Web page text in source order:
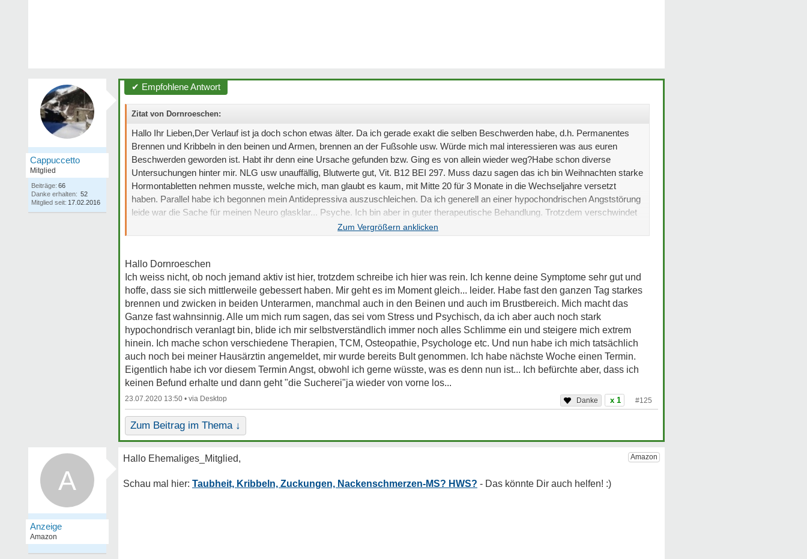
Cappuccetto
Mitglied
Beiträge: 66
Danke erhalten: 52
Mitglied seit: 17.02.2016
✔ Empfohlene Antwort
Zitat von Dornroeschen:
Hallo Ihr Lieben,Der Verlauf ist ja doch schon etwas älter. Da ich gerade exakt die selben Beschwerden habe, d.h. Permanentes
Brennen und Kribbeln in den beinen und Armen, brennen an der Fußsohle usw. Würde mich mal interessieren was aus euren
Beschwerden geworden ist. Habt ihr denn eine Ursache gefunden bzw. Ging es von allein wieder weg?Habe schon diverse
Untersuchungen hinter mir. NLG usw unauffällig, Blutwerte gut, Vit. B12 BEI 297. Muss dazu sagen das ich bin Weihnachten starke
Hormontabletten nehmen musste, welche mich, man glaubt es kaum, mit Mitte 20 für 3 Monate in die Wechseljahre versetzt
haben. Parallel habe ich begonnen mein Antidepressiva auszuschleichen. Da ich generell an einer hypochondrischen Angststörung
leide war die Sache für meinen Neuro glasklar... Psyche. Ich bin aber in guter therapeutische Behandlung. Trotzdem verschwindet
das Brennen und Kribbeln leider nicht.Bin für jeden Rat dankbar. Zum verrückt werden diese Kribbelei.
Hallo Dornroeschen
Ich weiss nicht, ob noch jemand aktiv ist hier, trotzdem schreibe ich hier was rein. Ich kenne deine Symptome sehr gut und
hoffe, dass sie sich mittlerweile gebessert haben. Mir geht es im Moment gleich... leider. Habe fast den ganzen Tag starkes
brennen und zwicken in beiden Unterarmen, manchmal auch in den Beinen und auch im Brustbereich. Mich macht das
Ganze fast wahnsinnig. Alle um mich rum sagen, das sei vom Stress und Psychisch, da ich aber auch noch stark
hypochondrisch veranlagt bin, blide ich mir selbstverständlich immer noch alles Schlimme ein und steigere mich extrem
hinein. Ich mache schon verschiedene Therapien, TCM, Osteopathie, Psychologe etc. Und nun habe ich mich tatsächlich
auch noch bei meiner Hausärztin angemeldet, mir wurde bereits Bult genommen. Ich habe nächste Woche einen Termin.
Eigentlich habe ich vor diesem Termin Angst, obwohl ich gerne wüsste, was es denn nun ist... Ich befürchte aber, dass ich
keinen Befund erhalte und dann geht "die Sucherei"ja wieder von vorne los...
23.07.2020 13:50 • x 1 #125
Zum Beitrag im Thema ↓
A Taubheit, Kribbeln, Zuckungen, Nackenschmerzen-MS? HWS?